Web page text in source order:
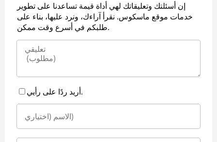
إن أسئلتك وتعليقاتك لهي أداة قيمة تساعدنا على تطوير
خدمات موقع ماسكوس. نقرأ آراءك، ونرد عليها، بناء على
طلبكم في أسرع وقت ممكن.
أريد ردًا على رأيي.